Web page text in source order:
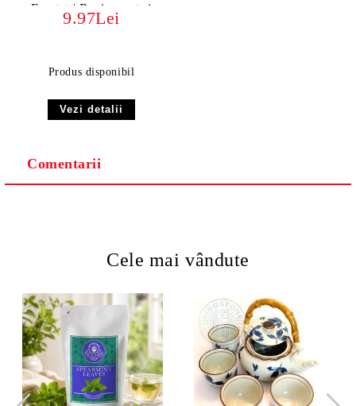
Fructat | Revigorant și
Exotic
9.97Lei
Produs disponibil
Vezi detalii
Comentarii
Cele mai vândute